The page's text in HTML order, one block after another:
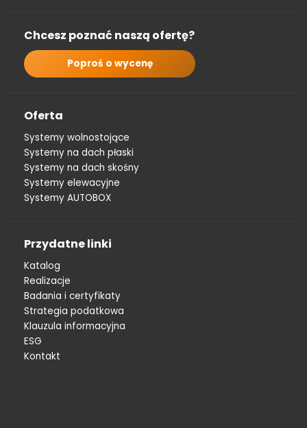
Chcesz poznać naszą ofertę?
Poproś o wycenę
Oferta
Systemy wolnostojące
Systemy na dach płaski
Systemy na dach skośny
Systemy elewacyjne
Systemy AUTOBOX
Przydatne linki
Katalog
Realizacje
Badania i certyfikaty
Strategia podatkowa
Klauzula informacyjna
ESG
Kontakt